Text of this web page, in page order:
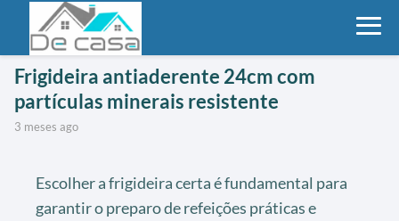
Frigideira antiaderente 24cm com
partículas minerais resistente
3 meses ago
Escolher a frigideira certa é fundamental para
garantir o preparo de refeições práticas e